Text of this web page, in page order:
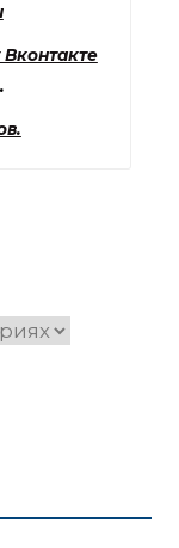
Вконтакте